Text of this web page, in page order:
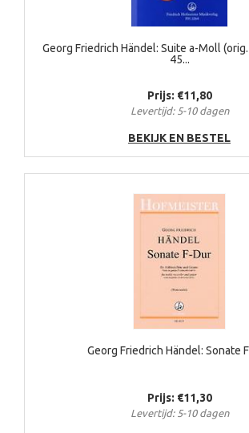
Georg Friedrich Händel: Suite a-Moll
45...
Prijs: €11,80
Levertijd: 5-10 dagen
BEKIJK EN BESTEL
Georg Friedrich Händel: Sonate
Prijs: €11,30
Levertijd: 5-10 dagen